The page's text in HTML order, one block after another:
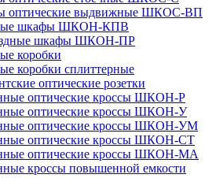
оптические выдвижные ШКОС-ВП
шкафы ШКОН-КПВ
шкафы ШКОН-ПР
коробки
коробки сплиттерные
оптические розетки
оптические кроссы ШКОН-Р
оптические кроссы ШКОН-У
оптические кроссы ШКОН-УМ
оптические кроссы ШКОН-СТ
оптические кроссы ШКОН-МА
кроссы повышенной емкости